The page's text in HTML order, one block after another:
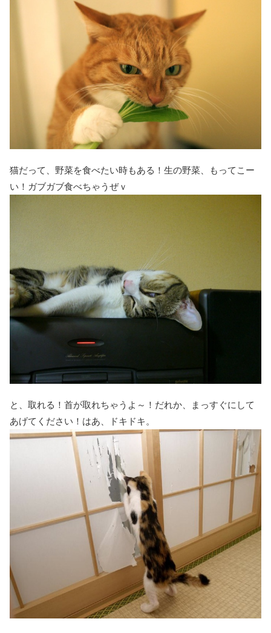
猫だって、野菜を食べたい時もある！生の野菜、もってこー
い！ガブガブ食べちゃうぜｖ
と、取れる！首が取れちゃうよ～！だれか、まっすぐにして
あげてください！はあ、ドキドキ。